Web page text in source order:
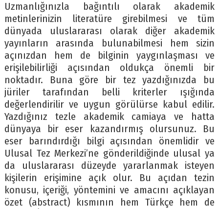
Uzmanlığınızla bağıntılı olarak akademik
metinlerinizin literatüre girebilmesi ve tüm
dünyada uluslararası olarak diğer akademik
yayınların arasında bulunabilmesi hem sizin
açınızdan hem de bilginin yaygınlaşması ve
erişilebilirliği açısından oldukça önemli bir
noktadır. Buna göre bir tez yazdığınızda bu
jüriler tarafından belli kriterler ışığında
değerlendirilir ve uygun görülürse kabul edilir.
Yazdığınız tezle akademik camiaya ve hatta
dünyaya bir eser kazandırmış olursunuz. Bu
eser barındırdığı bilgi açısından önemlidir ve
Ulusal Tez Merkezi’ne gönderildiğinde ulusal ya
da uluslararası düzeyde yararlanmak isteyen
kişilerin erişimine açık olur. Bu açıdan tezin
konusu, içeriği, yöntemini ve amacını açıklayan
özet (abstract) kısmının hem Türkçe hem de